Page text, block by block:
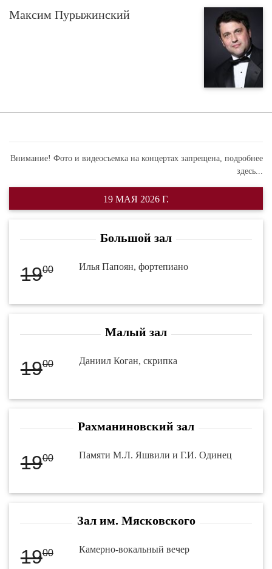
Максим Пурыжинский
Внимание! Фото и видеосъемка на концертах запрещена, подробнее
здесь...
19 МАЯ 2026 Г.
Большой зал
1900 Илья Папоян, фортепиано
Малый зал
1900 Даниил Коган, скрипка
Рахманиновский зал
1900 Памяти М.Л. Яшвили и Г.И. Одинец
Зал им. Мясковского
1900 Камерно-вокальный вечер